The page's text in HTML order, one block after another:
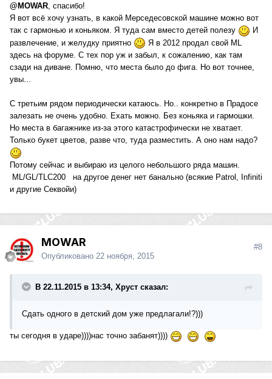
@MOWAR , спасибо!
Я вот всё хочу узнать, в какой Мерседесовской машине можно вот
так с гармонью и коньяком. Я туда сам вместо детей полезу
И
развлечение, и желудку приятно
Я в 2012 продал свой ML
здесь на форуме. С тех пор уж и забыл, к сожалению, как там
сзади на диване. Помню, что места было до фига. Но вот точнее,
увы...
С третьим рядом периодически катаюсь. Но.. конкретно в Прадосе
залезать не очень удобно. Ехать можно. Без коньяка и гармошки.
Но места в багажнике из-за этого катастрофически не хватает.
Только букет цветов, разве что, туда разместить. А оно нам надо?
Потому сейчас и выбираю из целого небольшого ряда машин.
ML/GL/TLC200 на другое денег нет банально (всякие Patrol, Infiniti
и другие Секвойи)
MOWAR
Опубликовано 22 ноября, 2015
#8
В 22.11.2015 в 13:34, Хруст сказал:
Сдать одного в детский дом уже предлагали!?)))
ты сегодня в ударе))))нас точно забанят))))